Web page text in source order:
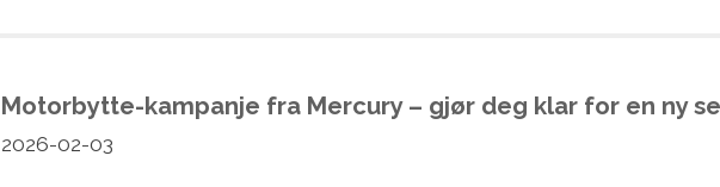
Motorbytte-kampanje fra Mercury – gjør deg klar for en ny
2026-02-03